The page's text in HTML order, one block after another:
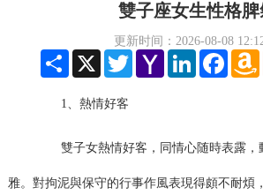
雙子座女生性格脾
更新时间：2026-08-08
Share X TwitterYahoo
Mail
LinkedIn
1、熱情好客
雙子女熱情好客，同情心随時表露，
雅。對拘泥與保守的行事作風表現得頗不耐煩